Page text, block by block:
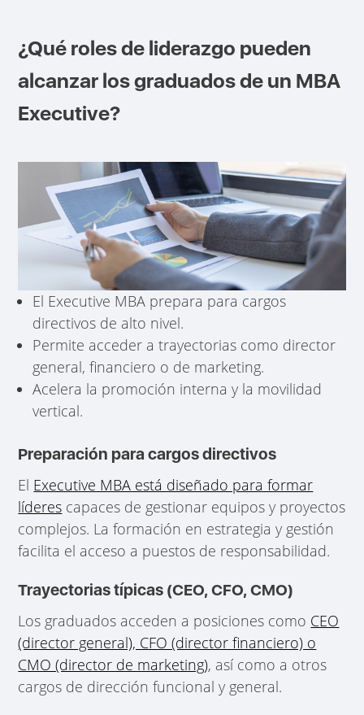
¿Qué roles de liderazgo pueden
alcanzar los graduados de un MBA
Executive?
El Executive MBA prepara para cargos
directivos de alto nivel.
Permite acceder a trayectorias como director
general, financiero o de marketing.
Acelera la promoción interna y la movilidad
vertical.
Preparación para cargos directivos
El Executive MBA está diseñado para formar
líderes capaces de gestionar equipos y proyectos
complejos. La formación en estrategia y gestión
facilita el acceso a puestos de responsabilidad.
Trayectorias típicas (CEO, CFO, CMO)
Los graduados acceden a posiciones como CEO
(director general), CFO (director financiero) o
CMO (director de marketing), así como a otros
cargos de dirección funcional y general.